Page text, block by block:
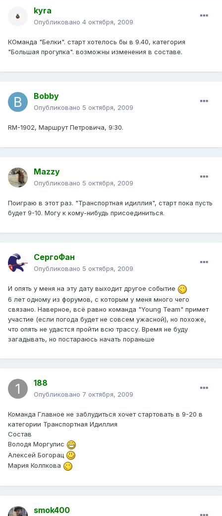
kyra
Опубликовано 4 октября, 2009
КОманда "Белки". старт хотелось бы в 9.40, категория
"Большая прогулка". возможны изменения в составе.
Bobby
Опубликовано 5 октября, 2009
RM-1902, Маршрут Петровича, 9:30.
Mazzy
Опубликовано 5 октября, 2009
Поиграю в этот раз. "Транспортная идиллия", старт пока пусть
будет 9-10. Могу к кому-нибудь присоединиться.
СергоФан
Опубликовано 5 октября, 2009
И опять у меня на эту дату выходит другое событие
6 лет одному из форумов, с которым у меня много чего
связано. Наверное, всё равно команда "Young Team" примет
участие (если погода будет не совсем ужасной), но похоже,
что опять не удастся пройти всю трассу. Время не буду
загадывать, но постараюсь начать пораньше
188
Опубликовано 7 октября, 2009
Команда Главное не заблудиться хочет стартовать в 9-20 в
категории Транспортная Идиллия
Состав
Володя Моргулис
Алексей Богорац
Мария Колпкова
smok400